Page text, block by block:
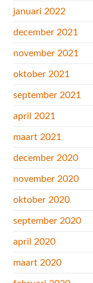
januari 2022
december 2021
november 2021
oktober 2021
september 2021
april 2021
maart 2021
december 2020
november 2020
oktober 2020
september 2020
april 2020
maart 2020